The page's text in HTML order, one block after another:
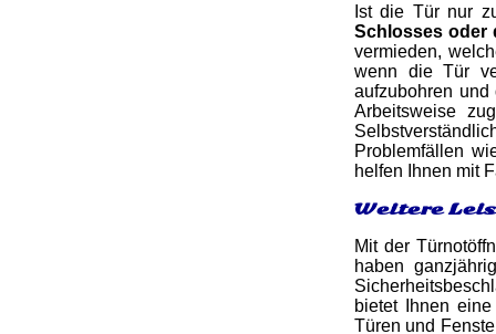
Ist die Tür nur
Schlosses oder
vermieden,
wenn die Tür
aufzubohren
Arbeitsweise
Problemfällen
helfen Ihnen mit
Weitere
Mit der
haben
bietet Ihnen
Türen und